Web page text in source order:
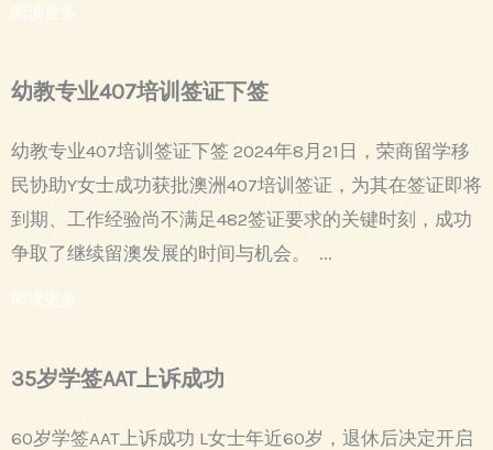
阅读更多
幼教专业407培训签证下签
幼教专业407培训签证下签 2024年8月21日，荣商留学移
民协助Y女士成功获批澳洲407培训签证，为其在签证即将
到期、工作经验尚不满足482签证要求的关键时刻，成功
争取了继续留澳发展的时间与机会。 ...
阅读更多
35岁学签AAT上诉成功
60岁学签AAT上诉成功 L女士年近60岁，退休后决定开启